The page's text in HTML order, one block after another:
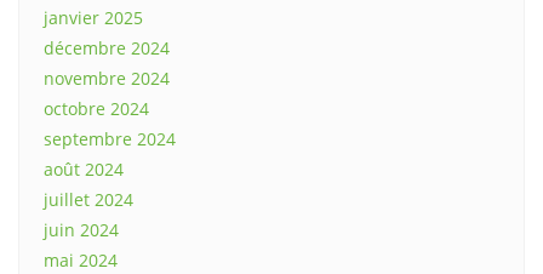
janvier 2025
décembre 2024
novembre 2024
octobre 2024
septembre 2024
août 2024
juillet 2024
juin 2024
mai 2024